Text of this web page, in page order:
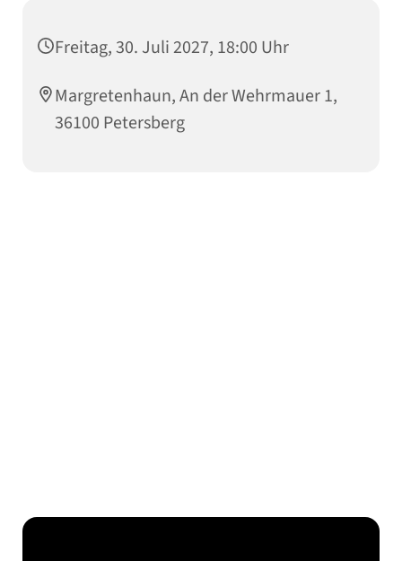
Freitag, 30. Juli 2027, 18:00 Uhr
Margretenhaun, An der Wehrmauer 1,
36100 Petersberg